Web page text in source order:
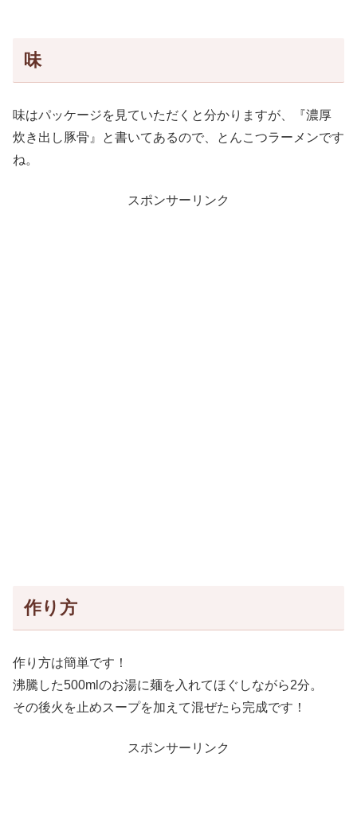
味
味はパッケージを見ていただくと分かりますが、『濃厚
炊き出し豚骨』と書いてあるので、とんこつラーメンです
ね。
スポンサーリンク
作り方
作り方は簡単です！
沸騰した500mlのお湯に麺を入れてほぐしながら2分。
その後火を止めスープを加えて混ぜたら完成です！
スポンサーリンク